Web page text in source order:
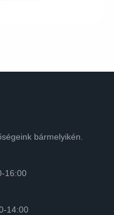
bármelyikén.
16:00
14:00